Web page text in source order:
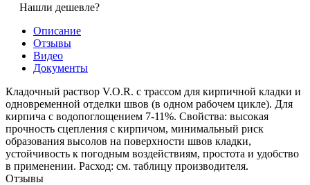
Нашли дешевле?
Описание
Отзывы
Видео
Документы
Кладочный раствор V.O.R. с трассом для кирпичной кладки и
одновременной отделки швов (в одном рабочем цикле). Для
кирпича с водопоглощением 7-11%. Свойства: высокая
прочность сцепления с кирпичом, минимальный риск
образования высолов на поверхности швов кладки,
устойчивость к погодным воздействиям, простота и удобство
в применении. Расход: см. таблицу производителя.
Отзывы